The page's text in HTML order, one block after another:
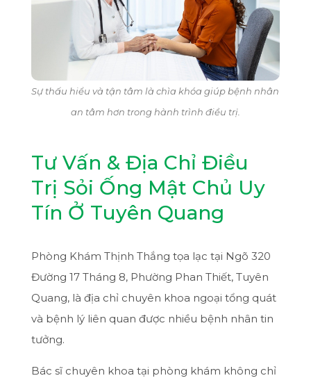
Sự thấu hiểu và tận tâm là chìa khóa giúp bệnh nhân
an tâm hơn trong hành trình điều trị.
Tư Vấn & Địa Chỉ Điều
Trị Sỏi Ống Mật Chủ Uy
Tín Ở Tuyên Quang
Phòng Khám Thịnh Thắng tọa lạc tại Ngõ 320
Đường 17 Tháng 8, Phường Phan Thiết, Tuyên
Quang, là địa chỉ chuyên khoa ngoại tổng quát
và bệnh lý liên quan được nhiều bệnh nhân tin
tưởng.
Bác sĩ chuyên khoa tại phòng khám không chỉ